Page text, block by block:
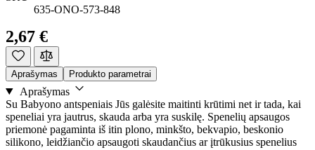
635-ONO-573-848
2,67 €
Aprašymas Produkto parametrai
Aprašymas
Su Babyono antspeniais Jūs galėsite maitinti krūtimi net ir tada, kai
speneliai yra jautrus, skauda arba yra suskilę. Spenelių apsaugos
priemonė pagaminta iš itin plono, minkšto, bekvapio, beskonio
silikono, leidžiančio apsaugoti skaudančius ar įtrūkusius spenelius